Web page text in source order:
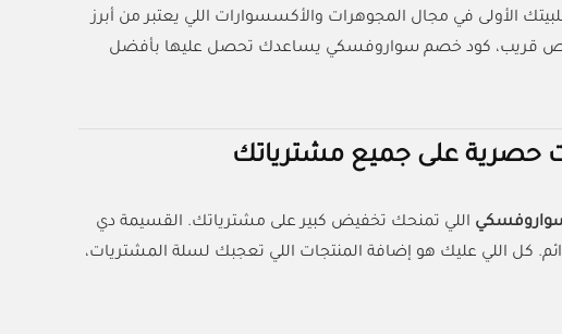
على أول طلب. تخيل نفسك توفر أكثر من 5% على طلبيتك الأولى في مجال المجوهرات والأكسسوارات اللي يعتبر من أبرز
قريب، كود خصم سواروفسكي يساعدك تحصل عليها بأفضل
على جميع مشترياتك
اللي تمنحك تخفيض كبير على مشترياتك. القسيمة دي
كل اللي عليك هو إضافة المنتجات اللي تعجبك لسلة المشتريات،